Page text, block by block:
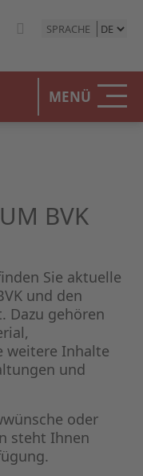
SPRACHE
MENÜ
BVK
Sie aktuelle
und den
Dazu gehören
weitere Inhalte
und
oder
steht Ihnen